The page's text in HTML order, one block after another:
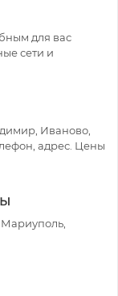
для вас
сети и
Иваново,
адрес. Цены
Мариуполь,